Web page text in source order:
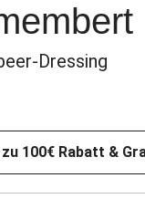
Dressing
100€ Rabatt &